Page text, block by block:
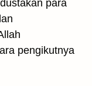
para
pengikutnya